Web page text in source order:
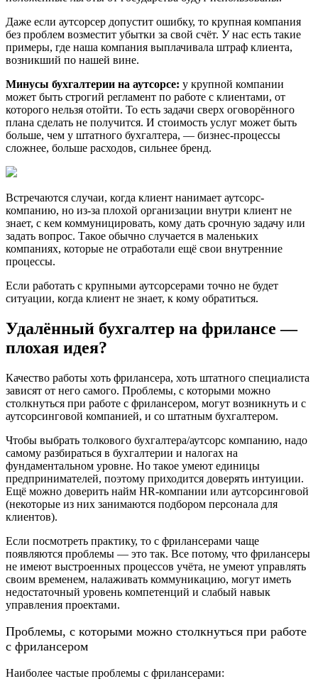
Даже если аутсорсер допустит ошибку, то крупная компания
без проблем возместит убытки за свой счёт. У нас есть такие
примеры, где наша компания выплачивала штраф клиента,
возникший по нашей вине.
Минусы бухгалтерии на аутсорсе: у крупной компании
может быть строгий регламент по работе с клиентами, от
которого нельзя отойти. То есть задачи сверх оговорённого
плана сделать не получится. И стоимость услуг может быть
больше, чем у штатного бухгалтера, — бизнес-процессы
сложнее, больше расходов, сильнее бренд.
Встречаются случаи, когда клиент нанимает аутсорс-
компанию, но из-за плохой организации внутри клиент не
знает, с кем коммуницировать, кому дать срочную задачу или
задать вопрос. Такое обычно случается в маленьких
компаниях, которые не отработали ещё свои внутренние
процессы.
Если работать с крупными аутсорсерами точно не будет
ситуации, когда клиент не знает, к кому обратиться.
Удалённый бухгалтер на фрилансе —
плохая идея?
Качество работы хоть фрилансера, хоть штатного специалиста
зависят от него самого. Проблемы, с которыми можно
столкнуться при работе с фрилансером, могут возникнуть и с
аутсорсинговой компанией, и со штатным бухгалтером.
Чтобы выбрать толкового бухгалтера/аутсорс компанию, надо
самому разбираться в бухгалтерии и налогах на
фундаментальном уровне. Но такое умеют единицы
предпринимателей, поэтому приходится доверять интуиции.
Ещё можно доверить найм HR-компании или аутсорсинговой
(некоторые из них занимаются подбором персонала для
клиентов).
Если посмотреть практику, то с фрилансерами чаще
появляются проблемы — это так. Все потому, что фрилансеры
не имеют выстроенных процессов учёта, не умеют управлять
своим временем, налаживать коммуникацию, могут иметь
недостаточный уровень компетенций и слабый навык
управления проектами.
Проблемы, с которыми можно столкнуться при работе
с фрилансером
Наиболее частые проблемы с фрилансерами: